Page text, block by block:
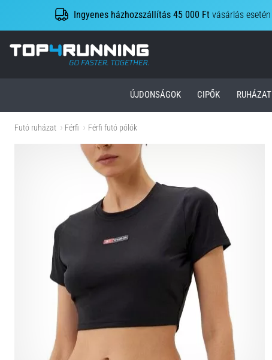
Ingyenes házhozszállítás 45 000 Ft vásárlás esetén
Top4Running.hu
ÚJDONSÁGOK CIPŐK RUHÁZAT
Futó ruházat Férfi Férfi futó pólók